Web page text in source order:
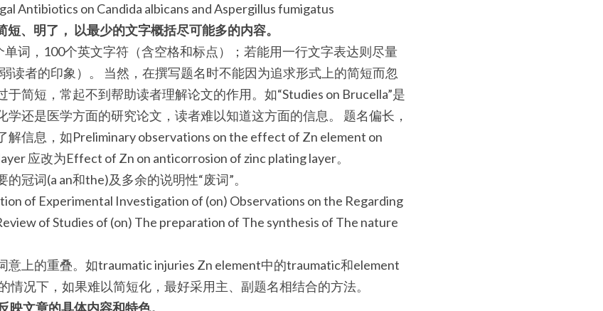
Antibiotics on Candida albicans and Aspergillus fumigatus
短、明了， 以最少的文字概括尽可能多的内容。
，100个英文字符（含空格和标点）；若能用一行文字表达则尽量
读者的印象）。 当然，在撰写题名时不能因为追求形式上的简短而忽
简短，常起不到帮助读者理解论文的作用。如“Studies on Brucella”是
还是医学方面的研究论文，读者难以知道这方面的信息。 题名偏长，
解信息，如Preliminary observations on the effect of Zn element on
应改为Effect of Zn on anticorrosion of zinc plating layer。
词(a an和the)及多余的说明性“废词”。
of Experimental Investigation of (on) Observations on the Regarding
of Studies of (on) The preparation of The synthesis of The nature
意上的重叠。如traumatic injuries Zn element中的traumatic和element
情况下，如果难以简短化，最好采用主、副题名相结合的方法。
映文章的具体内容和特色。